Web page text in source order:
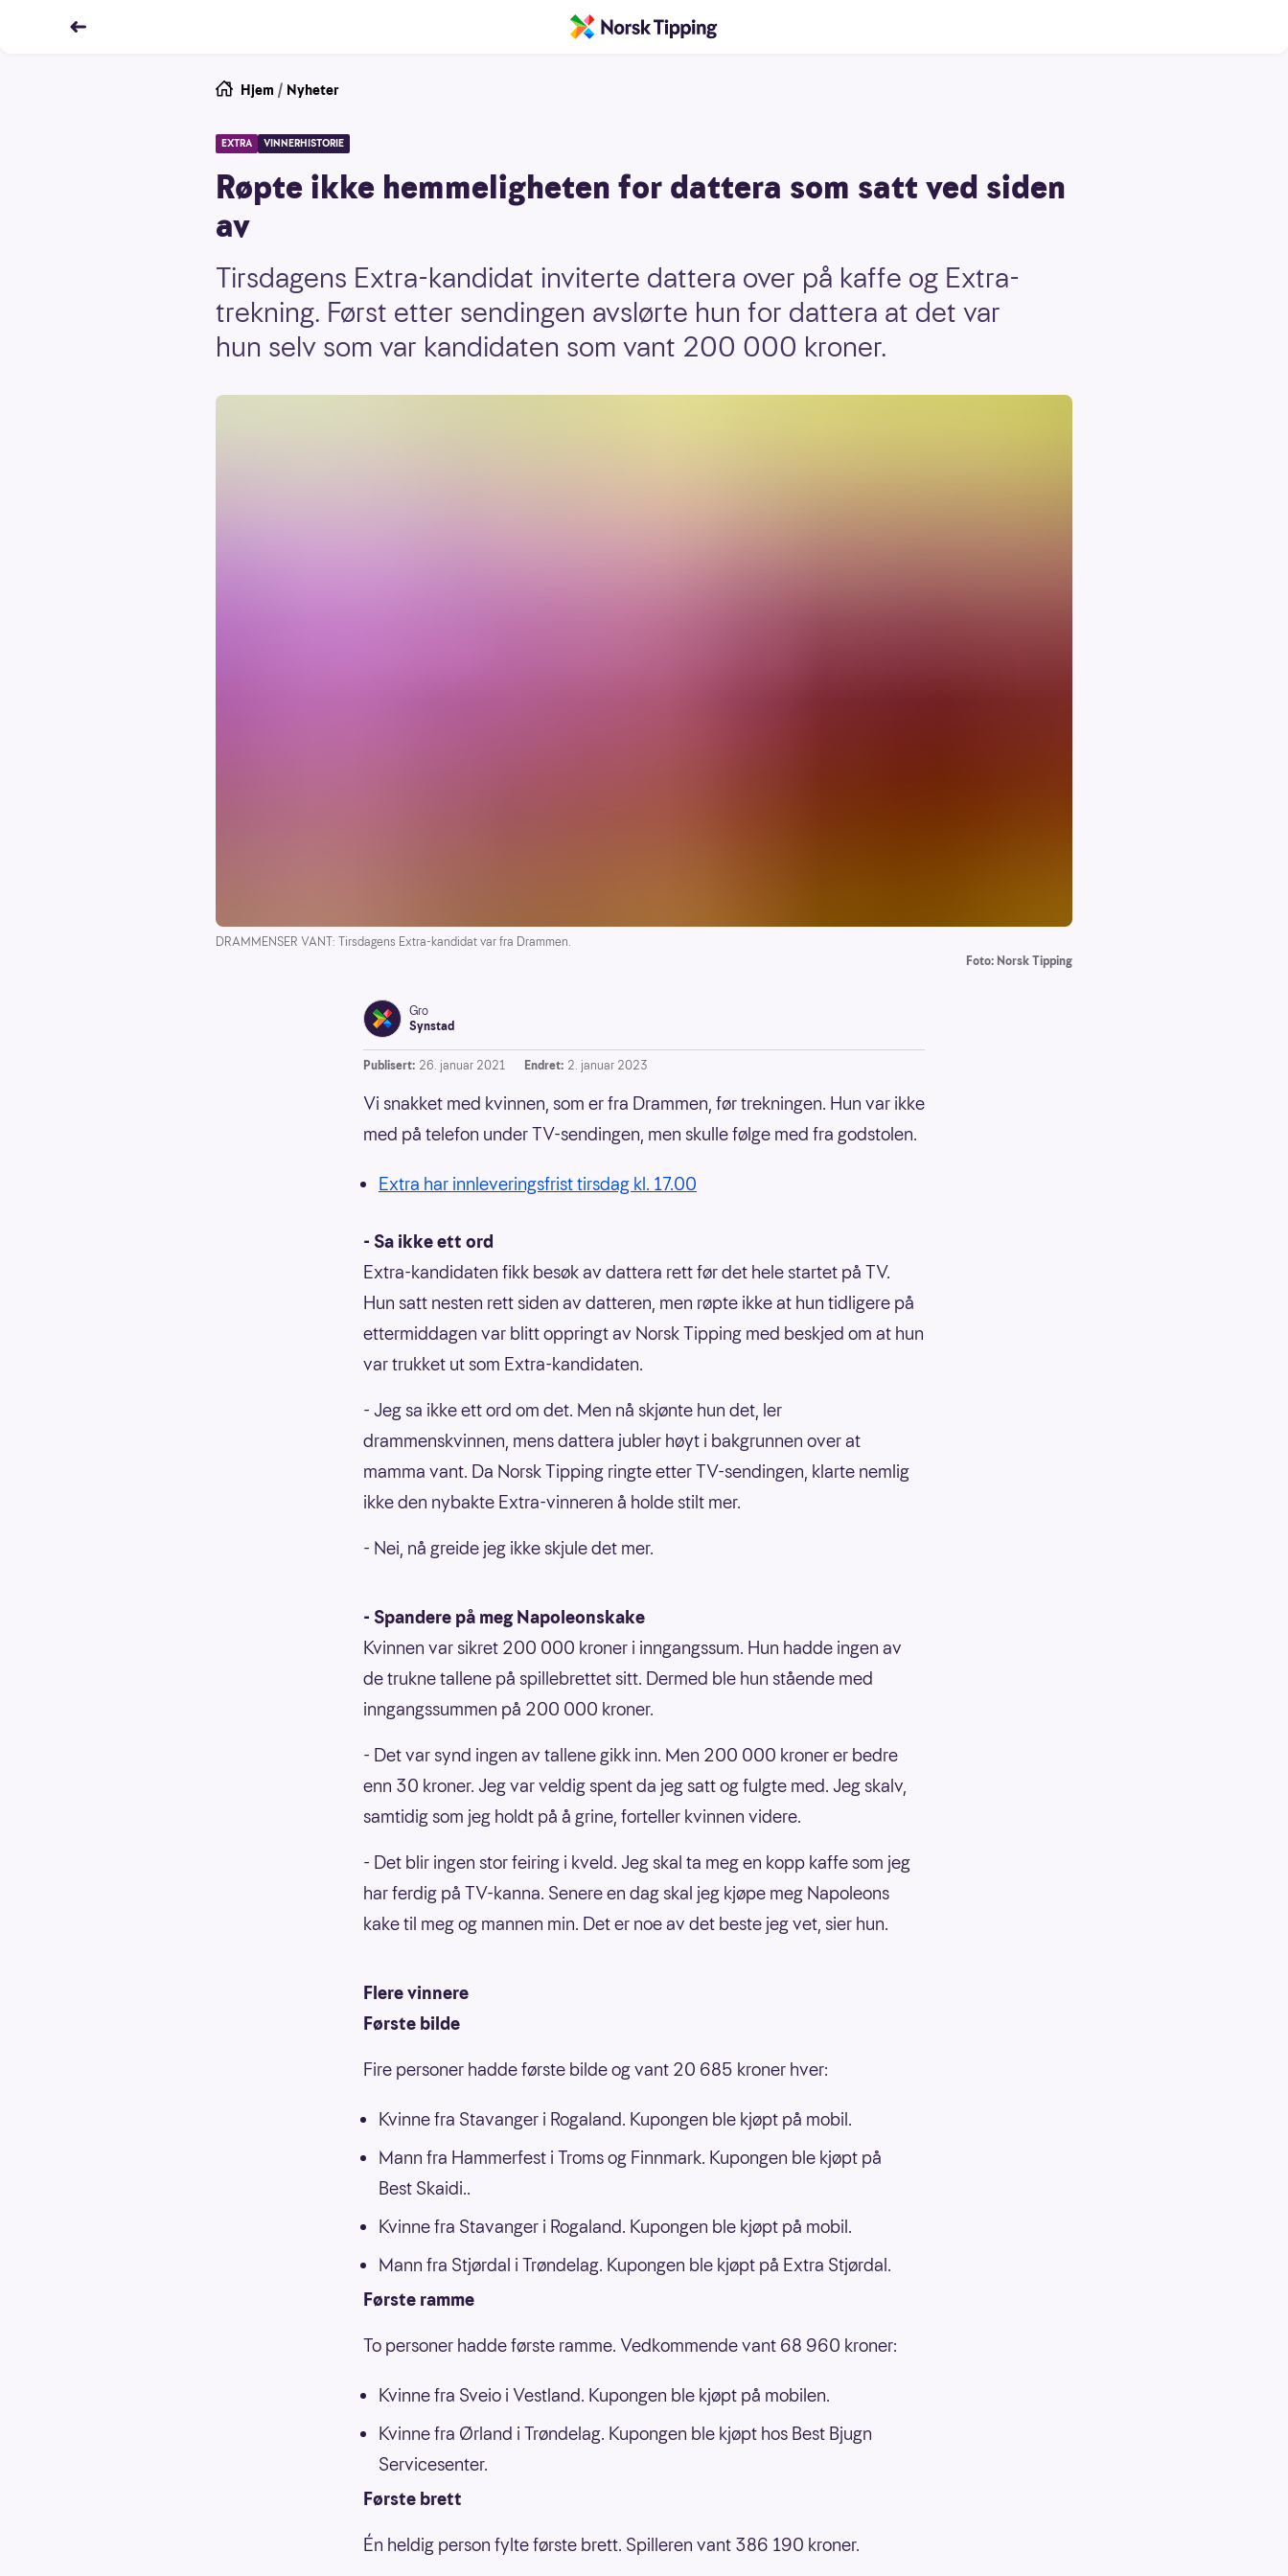
Hjem / Nyheter
EXTRA VINNERHISTORIE
Røpte ikke hemmeligheten for dattera som satt ved siden
av
Tirsdagens Extra-kandidat inviterte dattera over på kaffe og Extra-
trekning. Først etter sendingen avslørte hun for dattera at det var
hun selv som var kandidaten som vant 200 000 kroner.
DRAMMENSER VANT: Tirsdagens Extra-kandidat var fra Drammen.
Foto: Norsk Tipping
Gro
Synstad
Publisert: 26. januar 2021 Endret: 2. januar 2023
Vi snakket med kvinnen, som er fra Drammen, før trekningen. Hun var ikke
med på telefon under TV-sendingen, men skulle følge med fra godstolen.
Extra har innleveringsfrist tirsdag kl. 17.00
- Sa ikke ett ord
Extra-kandidaten fikk besøk av dattera rett før det hele startet på TV.
Hun satt nesten rett siden av datteren, men røpte ikke at hun tidligere på
ettermiddagen var blitt oppringt av Norsk Tipping med beskjed om at hun
var trukket ut som Extra-kandidaten.
- Jeg sa ikke ett ord om det. Men nå skjønte hun det, ler
drammenskvinnen, mens dattera jubler høyt i bakgrunnen over at
mamma vant. Da Norsk Tipping ringte etter TV-sendingen, klarte nemlig
ikke den nybakte Extra-vinneren å holde stilt mer.
- Nei, nå greide jeg ikke skjule det mer.
- Spandere på meg Napoleonskake
Kvinnen var sikret 200 000 kroner i inngangssum. Hun hadde ingen av
de trukne tallene på spillebrettet sitt. Dermed ble hun stående med
inngangssummen på 200 000 kroner.
- Det var synd ingen av tallene gikk inn. Men 200 000 kroner er bedre
enn 30 kroner. Jeg var veldig spent da jeg satt og fulgte med. Jeg skalv,
samtidig som jeg holdt på å grine, forteller kvinnen videre.
- Det blir ingen stor feiring i kveld. Jeg skal ta meg en kopp kaffe som jeg
har ferdig på TV-kanna. Senere en dag skal jeg kjøpe meg Napoleons
kake til meg og mannen min. Det er noe av det beste jeg vet, sier hun.
Flere vinnere
Første bilde
Fire personer hadde første bilde og vant 20 685 kroner hver:
Kvinne fra Stavanger i Rogaland. Kupongen ble kjøpt på mobil.
Mann fra Hammerfest i Troms og Finnmark. Kupongen ble kjøpt på
Best Skaidi..
Kvinne fra Stavanger i Rogaland. Kupongen ble kjøpt på mobil.
Mann fra Stjørdal i Trøndelag. Kupongen ble kjøpt på Extra Stjørdal.
Første ramme
To personer hadde første ramme. Vedkommende vant 68 960 kroner:
Kvinne fra Sveio i Vestland. Kupongen ble kjøpt på mobilen.
Kvinne fra Ørland i Trøndelag. Kupongen ble kjøpt hos Best Bjugn
Servicesenter.
Første brett
Én heldig person fylte første brett. Spilleren vant 386 190 kroner.